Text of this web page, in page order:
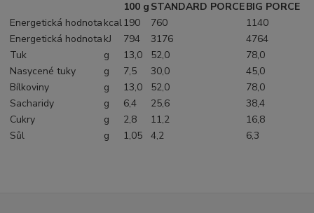
100 g STANDARD PORCEBIG PORCE
Energetická hodnota kcal190 760
1140
Energetická hodnota kJ 794 3176
4764
Tuk
g 13,0 52,0
78,0
Nasycené tuky
g 7,5 30,0
45,0
Bílkoviny
g 13,0 52,0
78,0
Sacharidy
g 6,4 25,6
38,4
Cukry
g 2,8 11,2
16,8
Sůl
g 1,05 4,2 6,3